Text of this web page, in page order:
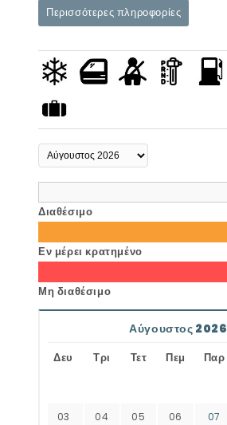
Περισσότερες πληροφορίες
Διαθέσιμο
Εν μέρει κρατημένο
Μη διαθέσιμο
Αύγουστος 2026
Δευ Τρι Τετ Πεμ Παρ
03 04 05 06 07